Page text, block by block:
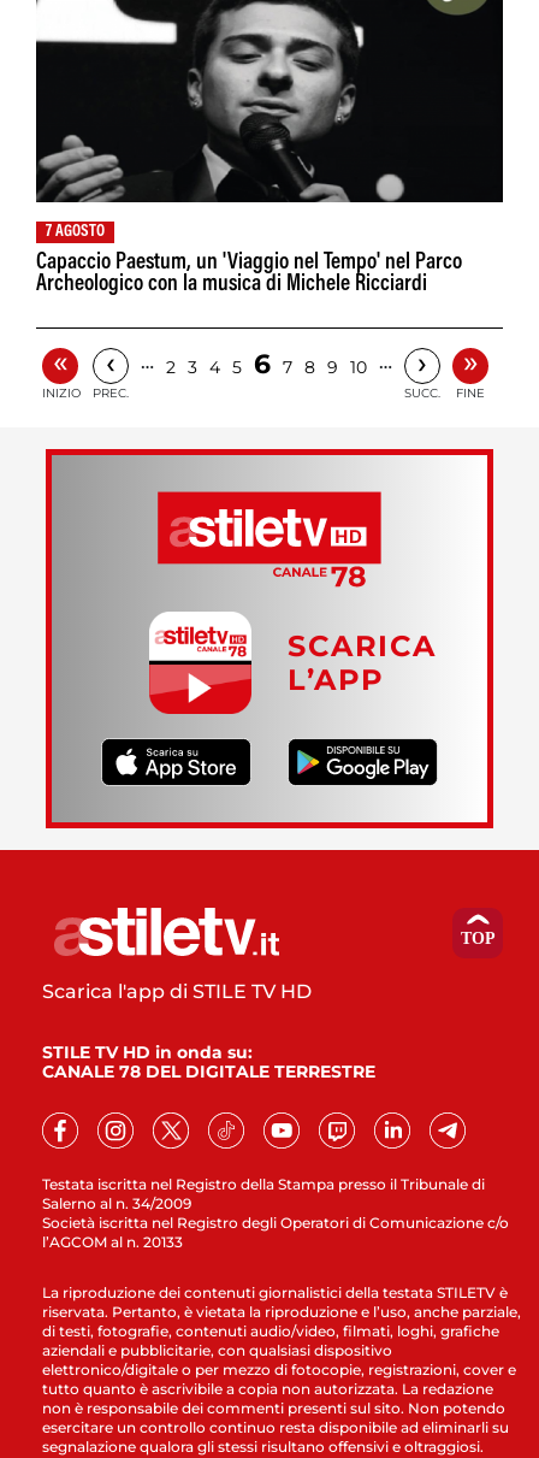
7 AGOSTO
Capaccio Paestum, un 'Viaggio nel Tempo' nel Parco
Archeologico con la musica di Michele Ricciardi
«
INIZIO
‹
PREC.
… 2 3 4 5 6 7 8 9 10 … ›
SUCC.
»
FINE
SCARICA
L’APP
Testata iscritta nel Registro della Stampa presso il Tribunale di
Salerno al n. 34/2009
Società iscritta nel Registro degli Operatori di Comunicazione c/o
l’AGCOM al n. 20133
Scarica l'app di STILE TV HD
STILE TV HD in onda su:
CANALE 78 DEL DIGITALE TERRESTRE
La riproduzione dei contenuti giornalistici della testata STILETV è
riservata. Pertanto, è vietata la riproduzione e l’uso, anche parziale,
di testi, fotografie, contenuti audio/video, filmati, loghi, grafiche
aziendali e pubblicitarie, con qualsiasi dispositivo
elettronico/digitale o per mezzo di fotocopie, registrazioni, cover e
tutto quanto è ascrivibile a copia non autorizzata. La redazione
non è responsabile dei commenti presenti sul sito. Non potendo
esercitare un controllo continuo resta disponibile ad eliminarli su
segnalazione qualora gli stessi risultano offensivi e oltraggiosi.